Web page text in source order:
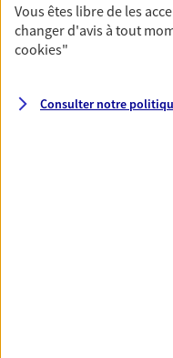
Vous êtes libre de les
changer d'avis à tout
cookies"
Consulter notre